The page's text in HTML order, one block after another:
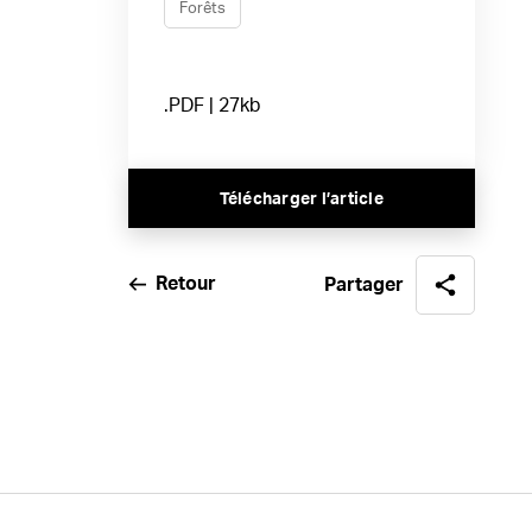
Forêts
.PDF | 27kb
Télécharger l’article
Retour Partager